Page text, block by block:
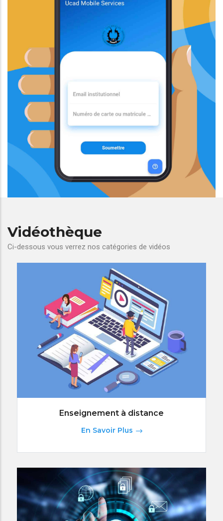
Vidéothèque
Ci-dessous vous verrez nos catégories de vidéos
Enseignement à distance
En Savoir Plus